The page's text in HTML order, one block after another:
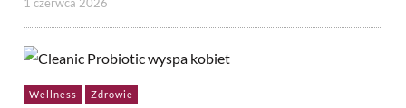
1 czerwca 2026
Wellness Zdrowie